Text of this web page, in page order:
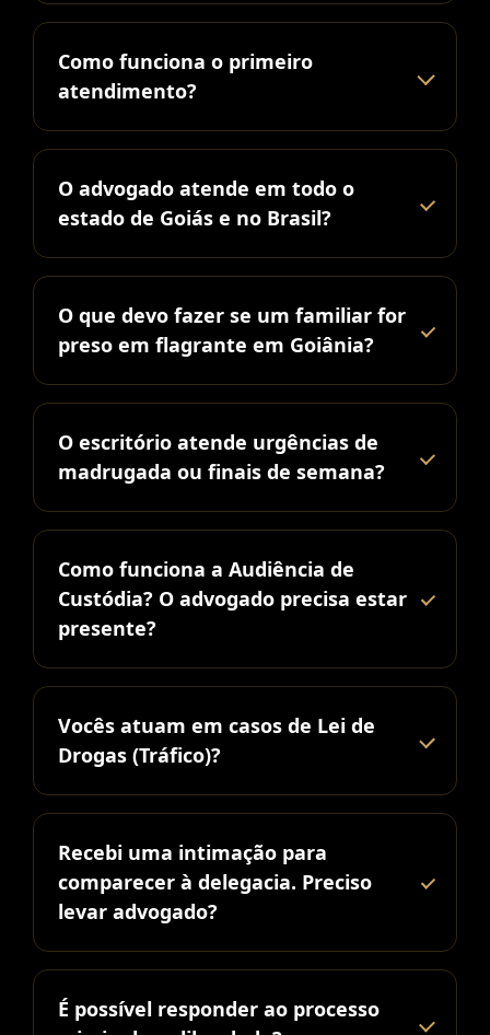
Como funciona o primeiro
atendimento?
O advogado atende em todo o
estado de Goiás e no Brasil?
O que devo fazer se um familiar for
preso em flagrante em Goiânia?
O escritório atende urgências de
madrugada ou finais de semana?
Como funciona a Audiência de
Custódia? O advogado precisa estar
presente?
Vocês atuam em casos de Lei de
Drogas (Tráfico)?
Recebi uma intimação para
comparecer à delegacia. Preciso
levar advogado?
É possível responder ao processo